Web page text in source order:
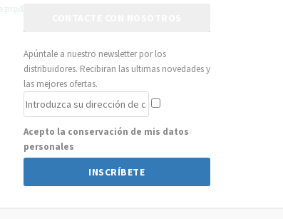
Apúntale a nuestro newsletter por los
distribuidores. Recibiran las ultimas novedades y
las mejores ofertas.
Acepto la conservación de mis datos
personales
INSCRÍBETE